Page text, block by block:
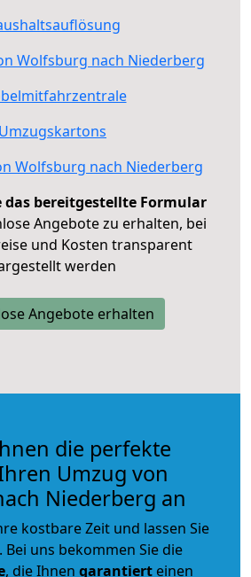
Wolfsburg nach Niederberg
Umzugskartons
Wolfsburg nach Niederberg
das bereitgestellte Formular
Angebote zu erhalten, bei
und Kosten transparent
werden
Angebote erhalten
die perfekte
Umzug von
Niederberg an
kostbare Zeit und lassen Sie
uns bekommen Sie die
, die Ihnen garantiert einen